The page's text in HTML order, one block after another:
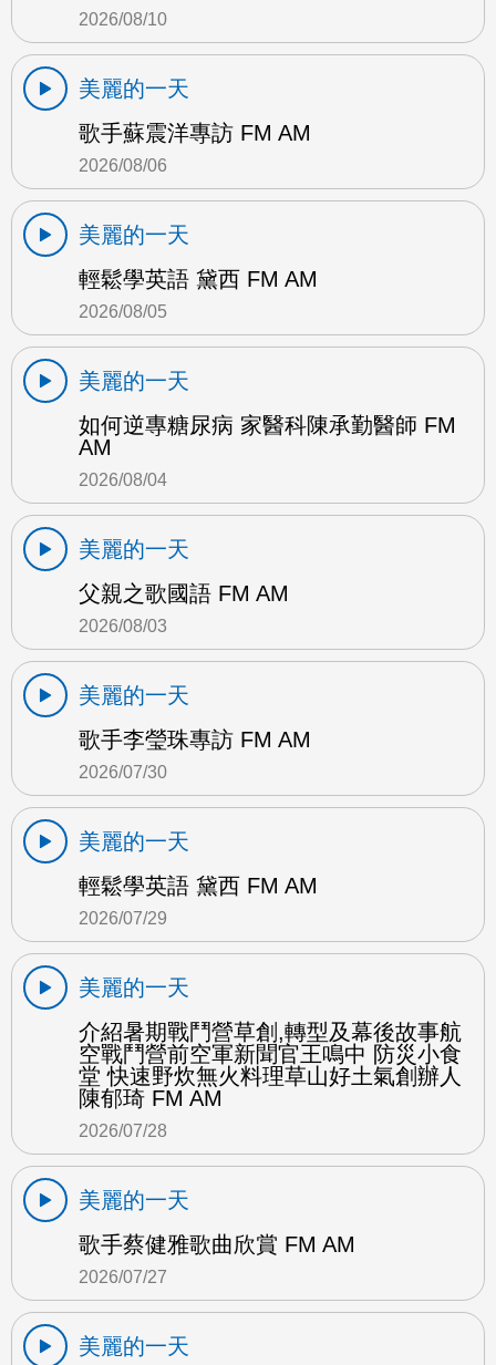
2026/08/10
美麗的一天
歌手蘇震洋專訪 FM AM
2026/08/06
美麗的一天
輕鬆學英語 黛西 FM AM
2026/08/05
美麗的一天
如何逆專糖尿病 家醫科陳承勤醫師 FM
AM
2026/08/04
美麗的一天
父親之歌國語 FM AM
2026/08/03
美麗的一天
歌手李瑩珠專訪 FM AM
2026/07/30
美麗的一天
輕鬆學英語 黛西 FM AM
2026/07/29
美麗的一天
介紹暑期戰鬥營草創,轉型及幕後故事航
空戰鬥營前空軍新聞官王鳴中 防災小食
堂 快速野炊無火料理草山好土氣創辦人
陳郁琦 FM AM
2026/07/28
美麗的一天
歌手蔡健雅歌曲欣賞 FM AM
2026/07/27
美麗的一天